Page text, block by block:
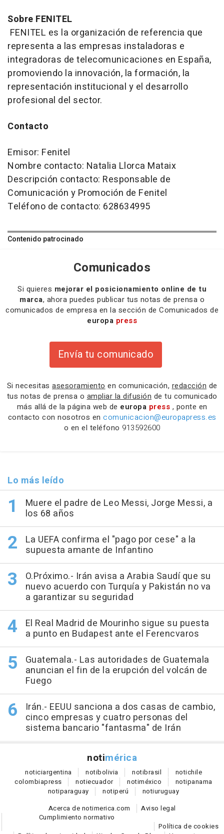
Sobre FENITEL
FENITEL es la organización de referencia que
representa a las empresas instaladoras e
integradoras de telecomunicaciones en España,
promoviendo la innovación, la formación, la
representación institucional y el desarrollo
profesional del sector.
Contacto
Emisor: Fenitel
Nombre contacto: Natalia Llorca Mataix
Descripción contacto: Responsable de
Comunicación y Promoción de Fenitel
Teléfono de contacto: 628634995
Contenido patrocinado
Comunicados
Si quieres mejorar el posicionamiento online de tu
marca, ahora puedes publicar tus notas de prensa o
comunicados de empresa en la sección de Comunicados de
europa press
Envía tu comunicado
Si necesitas asesoramiento en comunicación, redacción de
tus notas de prensa o ampliar la difusión de tu comunicado
más allá de la página web de europa press , ponte en
contacto con nosotros en comunicacion@europapress.es
o en el teléfono 913592600
Lo más leído
Muere el padre de Leo Messi, Jorge Messi, a
los 68 años
La UEFA confirma el "pago por cese" a la
supuesta amante de Infantino
O.Próximo.- Irán avisa a Arabia Saudí que su
nuevo acuerdo con Turquía y Pakistán no va
a garantizar su seguridad
El Real Madrid de Mourinho sigue su puesta
a punto en Budapest ante el Ferencvaros
Guatemala.- Las autoridades de Guatemala
anuncian el fin de la erupción del volcán de
Fuego
Irán.- EEUU sanciona a dos casas de cambio,
cinco empresas y cuatro personas del
sistema bancario "fantasma" de Irán
notimérica
noticiargentina notibolivia notibrasil notichile
colombiapress notiecuador notiméxico notipanama
notiparaguay notiperú notiuruguay
Acerca de notimerica.com
Aviso legal
Cumplimiento normativo
Política de cookies